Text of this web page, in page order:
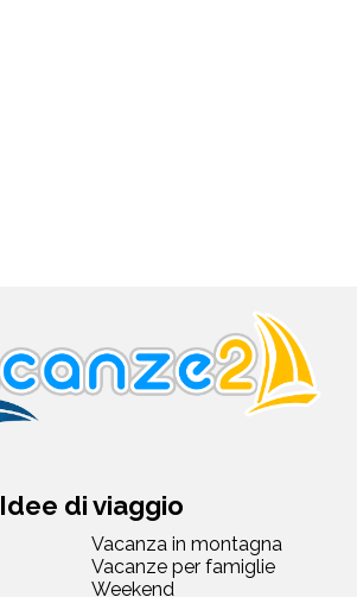
Idee di viaggio
Vacanza in montagna
Vacanze per famiglie
Weekend